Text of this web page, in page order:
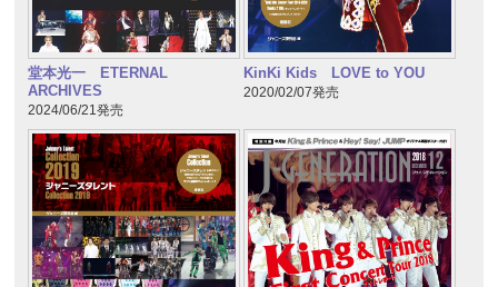
堂本光一 ETERNAL
ARCHIVES
2024/06/21発売
KinKi Kids LOVE to YOU
2020/02/07発売